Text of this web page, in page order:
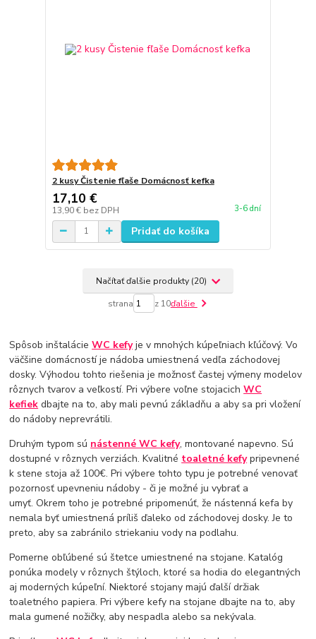
2 kusy Čistenie fľaše Domácnosť kefka
17,10 €
13,90 € bez DPH 3-6 dní
Pridať do košíka
Načítať ďalšie produkty (20)
strana z 10ďalšie
Spôsob inštalácieWC kefyje v mnohých kúpeľniach kľúčový. Vo
väčšine domácností je nádoba umiestnená vedľa záchodovej
dosky. Výhodou tohto riešenia je možnosť častej výmeny modelov
rôznych tvarov a veľkostí. Pri výbere voľne stojacichWC
kefiek dbajte na to, aby mali pevnú základňu a aby sa pri vložení
do nádoby neprevrátili.
Druhým typom sú nástenné WC kefy, montované napevno. Sú
dostupné v rôznych verziách. Kvalitné toaletné kefypripevnené
k stene stoja až 100€. Pri výbere tohto typu je potrebné venovať
pozornosť upevneniu nádoby - či je možné ju vybrať a
umyť. Okrem toho je potrebné pripomenúť, že nástenná kefa by
nemala byť umiestnená príliš ďaleko od záchodovej dosky. Je to
preto, aby sa zabránilo striekaniu vody na podlahu.
Pomerne obľúbené sú štetce umiestnené na stojane. Katalóg
ponúka modely v rôznych štýloch, ktoré sa hodia do elegantných
aj moderných kúpeľní. Niektoré stojany majú ďalší držiak
toaletného papiera. Pri výbere kefy na stojane dbajte na to, aby
mala gumené nožičky, aby nespadla alebo sa nekývala.